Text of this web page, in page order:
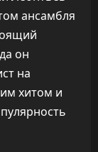
ансамбля
он
на
хитом и